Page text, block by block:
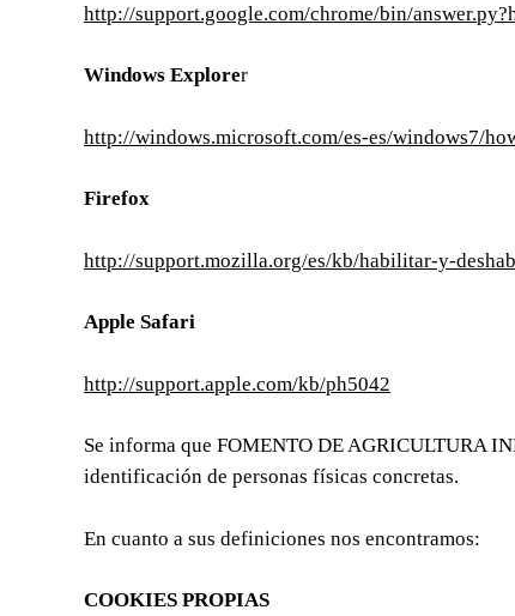
http://support.google.com/chrome/bin/
Windows Explorer
http://windows.microsoft.com/es-es/windows7/
Firefox
http://support.mozilla.org/es/kb/habilitar-y-
Apple Safari
http://support.apple.com/kb/ph5042
Se informa que FOMENTO DE AGRICULTURA
identificación de personas físicas concretas.
En cuanto a sus definiciones nos encontramos:
COOKIES PROPIAS